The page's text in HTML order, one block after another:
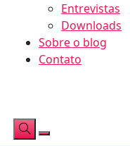
Entrevistas
Downloads
Sobre o blog
Contato